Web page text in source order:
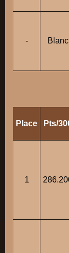
- Blanc
Place Pts/
1